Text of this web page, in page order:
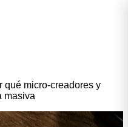
qué micro-creadores y
masiva